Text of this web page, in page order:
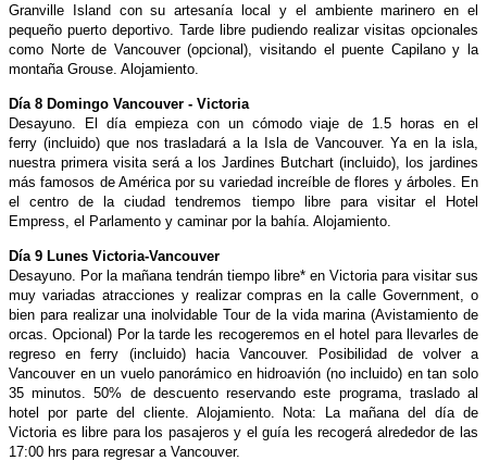
Granville Island con su artesanía local y el ambiente marinero en el
pequeño puerto deportivo. Tarde libre pudiendo realizar visitas opcionales
como Norte de Vancouver (opcional), visitando el puente Capilano y la
montaña Grouse. Alojamiento.
Día 8 Domingo Vancouver - Victoria
Desayuno. El día empieza con un cómodo viaje de 1.5 horas en el
ferry (incluido) que nos trasladará a la Isla de Vancouver. Ya en la isla,
nuestra primera visita será a los Jardines Butchart (incluido), los jardines
másfamosos de América por su variedad increíble de flores y árboles. En
elcentro de la ciudad tendremos tiempo libre para visitar el Hotel
Empress, el Parlamento y caminar por la bahía. Alojamiento.
Día 9 Lunes Victoria-Vancouver
Desayuno. Por la mañana tendrán tiempo libre* en Victoria para visitar sus
muy variadas atracciones y realizar compras en la calle Government, o
bien para realizar una inolvidable Tour de la vida marina (Avistamiento de
orcas. Opcional) Por la tarde les recogeremos en el hotel para llevarles de
regreso en ferry (incluido) hacia Vancouver. Posibilidad de volver a
Vancouver en un vuelo panorámico en hidroavión (noincluido) en tan solo
35 minutos. 50% de descuento reservando este programa, traslado al
hotel por parte del cliente. Alojamiento. Nota: La mañana del día de
Victoria es libre para los pasajeros y el guía les recogerá alrededor de las
17:00 hrs para regresar a Vancouver.